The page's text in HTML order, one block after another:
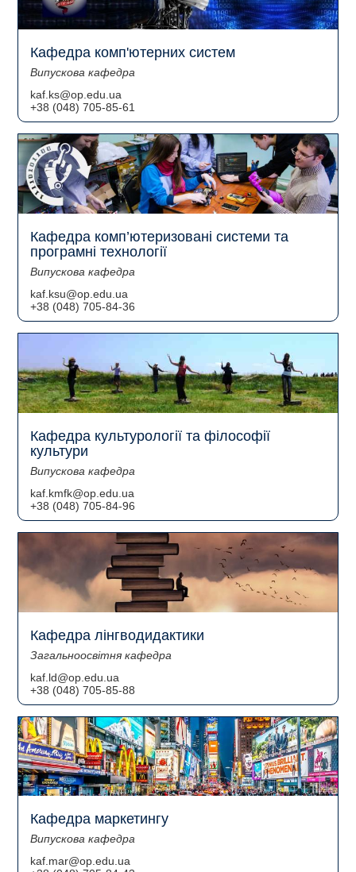
Кафедра комп'ютерних систем
Випускова кафедра
kaf.ks@op.edu.ua
+38 (048) 705-85-61
Кафедра комп’ютеризовані системи та
програмні технології
Випускова кафедра
kaf.ksu@op.edu.ua
+38 (048) 705-84-36
Кафедра культурології та філософії
культури
Випускова кафедра
kaf.kmfk@op.edu.ua
+38 (048) 705-84-96
Кафедра лінгводидактики
Загальноосвітня кафедра
kaf.ld@op.edu.ua
+38 (048) 705-85-88
Кафедра маркетингу
Випускова кафедра
kaf.mar@op.edu.ua